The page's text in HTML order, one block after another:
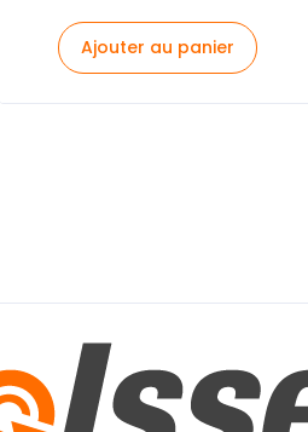
Ajouter au panier